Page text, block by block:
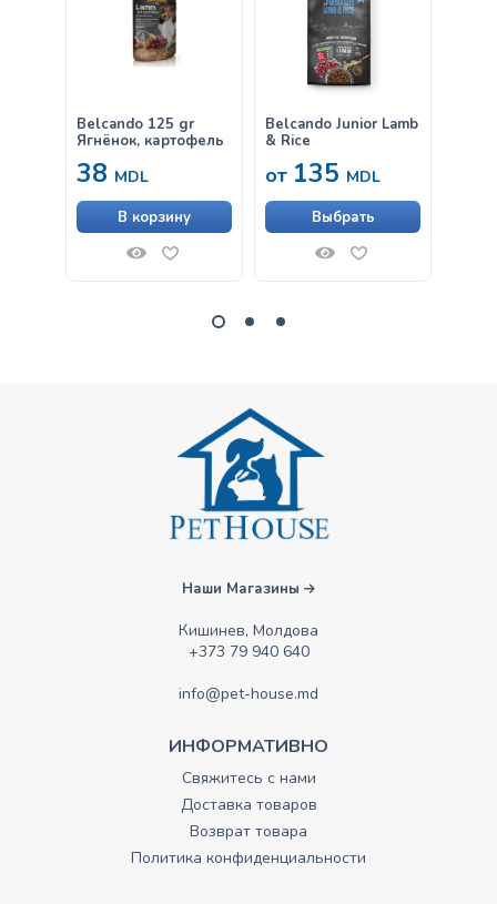
Belcando 125 gr
Ягнёнок, картофель
38 MDL
В корзину
Belcando Junior Lamb
& Rice
от 135 MDL
Выбрать
Наши Магазины
Кишинев, Молдова
+373 79 940 640
info@pet-house.md
ИНФОРМАТИВНО
Свяжитесь с нами
Доставка товаров
Возврат товара
Политика конфиденциальности